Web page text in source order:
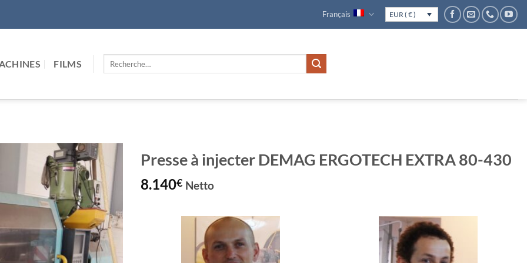
Français EUR ( € )
FILMS
Recherche
Presse à injecter DEMAG ERGOTECH EXTRA 80-430
8.140€ Netto